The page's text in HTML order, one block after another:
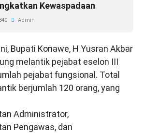
Kewaspadaan
Admin
Bupati Konawe, H Yusran Akbar
melantik pejabat eselon III
pejabat fungsional. Total
berjumlah 120 orang, yang
Administrator,
Pengawas, dan